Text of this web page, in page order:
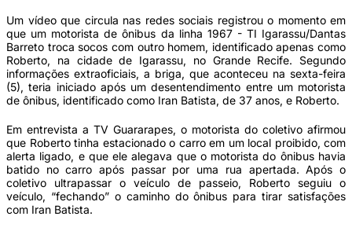
Um vídeo que circula nas redes sociais registrou o momento em
que um motorista de ônibus da linha 1967 - TI Igarassu/Dantas
Barreto troca socos com outro homem, identificado apenas como
Roberto, na cidade de Igarassu, no Grande Recife. Segundo
informações extraoficiais, a briga, que aconteceu na sexta-feira
(5), teria iniciado após um desentendimento entre um motorista
de ônibus, identificado como Iran Batista, de 37 anos, e Roberto.
Em entrevista a TV Guararapes, o motorista do coletivo afirmou
que Roberto tinha estacionado o carro em um local proibido, com
alerta ligado, e que ele alegava que o motorista do ônibus havia
batido no carro após passar por uma rua apertada. Após o
coletivo ultrapassar o veículo de passeio, Roberto seguiu o
veículo, “fechando” o caminho do ônibus para tirar satisfações
com Iran Batista.